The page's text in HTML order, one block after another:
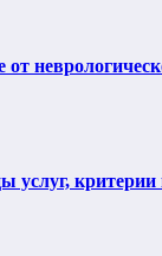
критерии